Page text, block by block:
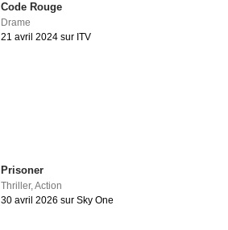
Code Rouge
Drame
21 avril 2024 sur ITV
Prisoner
Thriller,Action
30 avril 2026 sur Sky One